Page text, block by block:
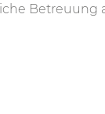
Betreuung